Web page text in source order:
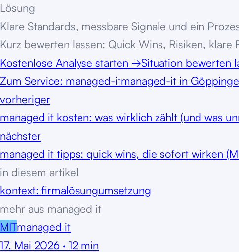
Lösung
Klare Standards, messbare Signale und ein
Kurz bewerten lassen: Quick Wins, Risiken, klare
Kostenlose Analyse starten →Situation bewerten
Zum Service: managed-itmanaged-it in
vorheriger
managed it kosten: was wirklich zählt (und was
nächster
managed it tipps: quick wins, die sofort wirken
in diesem artikel
kontext: firmalösungumsetzung
mehr aus managed it
MITmanaged it
17. Mai 2026 · 12 min